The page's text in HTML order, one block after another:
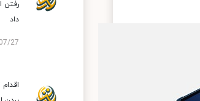
رفتن
داد
27
اقدام